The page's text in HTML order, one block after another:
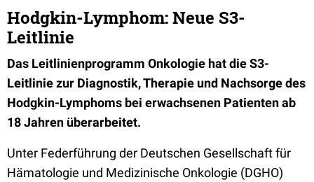
Hodgkin-Lymphom: Neue S3-
Leitlinie
Das Leitlinienprogramm Onkologie hat die S3-
Leitlinie zur Diagnostik, Therapie und Nachsorge des
Hodgkin-Lymphoms bei erwachsenen Patienten ab
18 Jahren überarbeitet.
Unter Federführung der Deutschen Gesellschaft für
Hämatologie und Medizinische Onkologie (DGHO)